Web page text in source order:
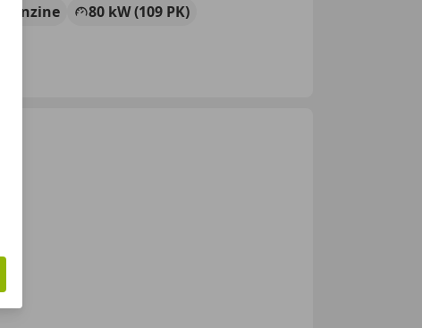
Benzine
80 kW (109 PK)